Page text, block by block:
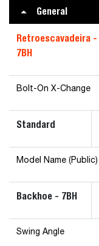
General
Retroescavadeira -
7BH
Bolt-On X-Change
Standard
Model Name (Public)
Backhoe - 7BH
Swing Angle